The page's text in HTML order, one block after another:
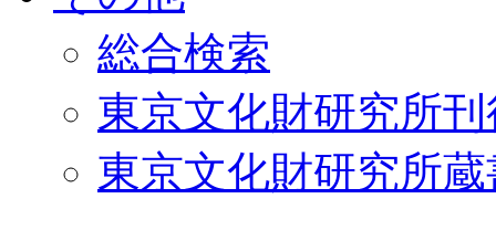
総合検索
東京文化財研究所
東京文化財研究所